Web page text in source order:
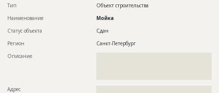
Контакты
Личный кабинет
Тип
Объект строительства
Наименование
Мойка
Статус объекта
Сдан
Регион
Санкт-Петербург
Описание
Адрес